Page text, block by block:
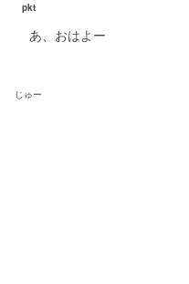
pkt
あ、おはよー
じゅー